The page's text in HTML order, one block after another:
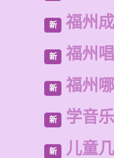
新 福州
新 福州
新 福州
新 学音
新 儿童